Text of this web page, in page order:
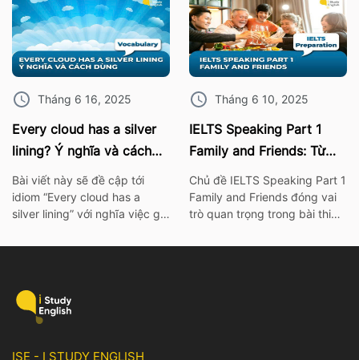
vựng mà còn rất hữu ích khi
áp dụng trong bài thi nói
IELTS Speaking. I. 10 Phrasal
verb chủ đề sức khỏe Burn
out – […]
hiểu các từ vựng thông dụng
nhất, cùng với bài mẫu về chủ
đề này nhé! 1. Bài mẫu IELTS
Speaking Part 2: Describe an
object […]
Tháng 6 16, 2025
Every cloud has a silver
lining? Ý nghĩa và cách
dùng chính xác nhất
Bài viết này sẽ đề cập tới
idiom “Every cloud has a
silver lining” với nghĩa việc gì
có thể mà làm điều gì đó. Để
idiom này, mọi người có thể
tham khảo bài viết […]
Tháng 6 10, 2025
IELTS Speaking Part 1
Family and Friends: Từ
vựng kèm bài mẫu chi tiết
Chủ đề IELTS Speaking Part 1
Family and Friends đóng vai
trò quan trọng trong bài thi
hiểu các từ vựng thông dụng
ISE - I STUDY ENGLISH